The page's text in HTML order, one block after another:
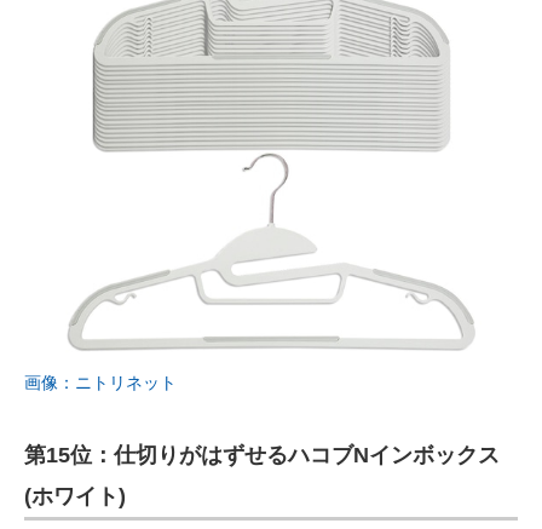
画像：ニトリネット
第15位：仕切りがはずせるハコブNインボックス
(ホワイト)